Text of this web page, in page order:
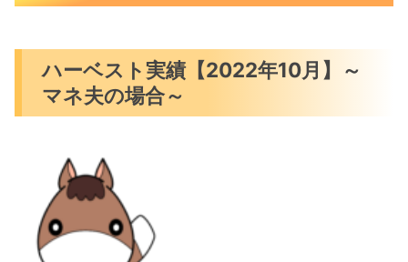
ハーベスト実績【2022年10月】～
マネ夫の場合～